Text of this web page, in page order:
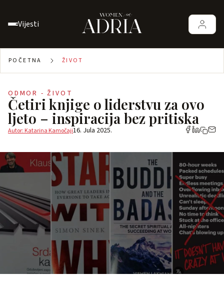
Vijesti
POČETNA ŽIVOT
ODMOR - ŽIVOT
Četiri knjige o liderstvu za ovo
ljeto – inspiracija bez pritiska
Autor: Katarina Kamočaji16. Jula 2025.